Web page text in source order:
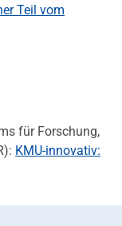
Teil vom
für Forschung,
KMU-innovativ: